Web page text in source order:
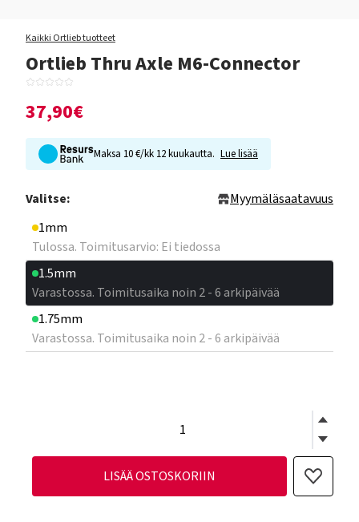
Kaikki Ortlieb tuotteet
Ortlieb Thru Axle M6-Connector
37,90€
Maksa 10 €/kk 12 kuukautta. Lue lisää
Valitse:
Myymäläsaatavuus
1mm
Tulossa. Toimitusarvio: Ei tiedossa
1.5mm
Varastossa. Toimitusaika noin 2 - 6 arkipäivää
1.75mm
Varastossa. Toimitusaika noin 2 - 6 arkipäivää
LISÄÄ OSTOSKORIIN